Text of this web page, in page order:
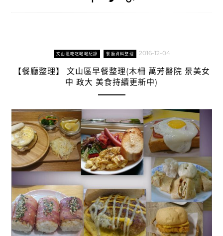
文山區吃吃喝喝紀錄 餐廳資料整理 2016-12-04
【餐廳整理】 文山區早餐整理(木柵 萬芳醫院 景美女
中 政大 美食持續更新中)